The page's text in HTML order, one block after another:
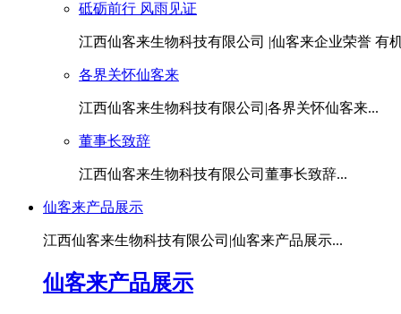
砥砺前行 风雨见证
江西仙客来生物科技有限公司 |仙客来企业荣誉 有
各界关怀仙客来
江西仙客来生物科技有限公司|各界关怀仙客来...
董事长致辞
江西仙客来生物科技有限公司董事长致辞...
仙客来产品展示
江西仙客来生物科技有限公司|仙客来产品展示...
仙客来产品展示